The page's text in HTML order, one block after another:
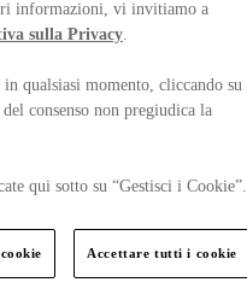
informazioni, vi invitiamo a
sulla Privacy.
qualsiasi momento, cliccando su
consenso non pregiudica la
qui sotto su “Gestisci i Cookie”.
Accettare tutti i cookie